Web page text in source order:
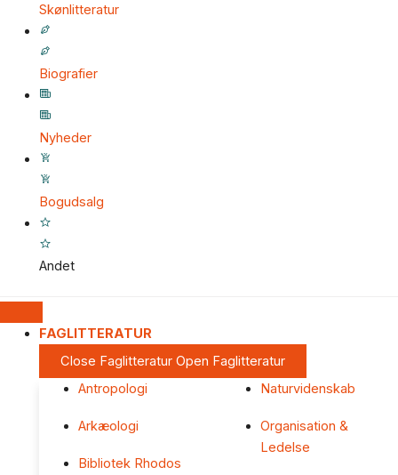
Skønlitteratur
Biografier
Nyheder
Bogudsalg
Andet
FAGLITTERATUR
Close Faglitteratur Open Faglitteratur
Antropologi
Arkæologi
Bibliotek Rhodos
Naturvidenskab
Organisation &
Ledelse